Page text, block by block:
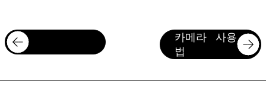
필름 사진입문
카메라 사용
법